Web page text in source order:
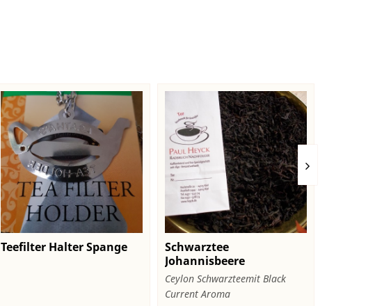
Teefilter Halter Spange
Schwarztee
Johannisbeere
Ceylon Schwarzteemit Black
Current Aroma